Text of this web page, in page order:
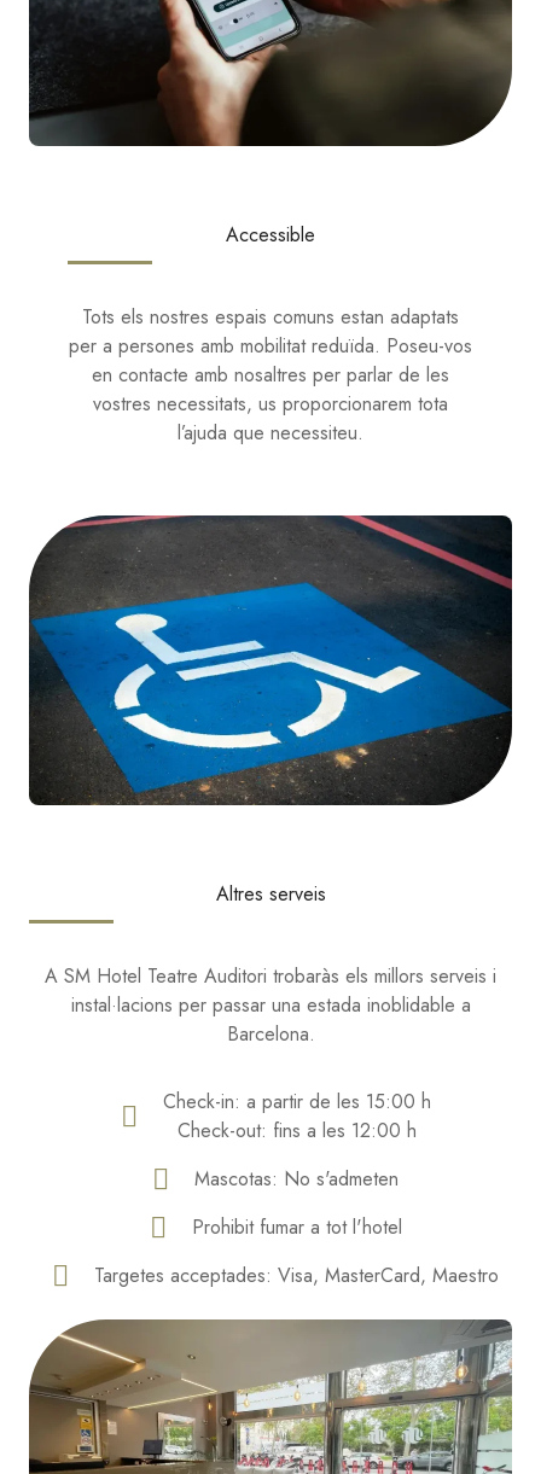
Accessible
Tots els nostres espais comuns estan adaptats
per a persones amb mobilitat reduïda. Poseu-vos
en contacte amb nosaltres per parlar de les
vostres necessitats, us proporcionarem tota
l’ajuda que necessiteu.
Altres serveis
A SM Hotel Teatre Auditori trobaràs els millors serveis i
instal·lacions per passar una estada inoblidable a
Barcelona.
Check-in: a partir de les 15:00 h
Check-out: fins a les 12:00 h
Mascotas: No s'admeten
Prohibit fumar a tot l'hotel
Targetes acceptades: Visa, MasterCard, Maestro